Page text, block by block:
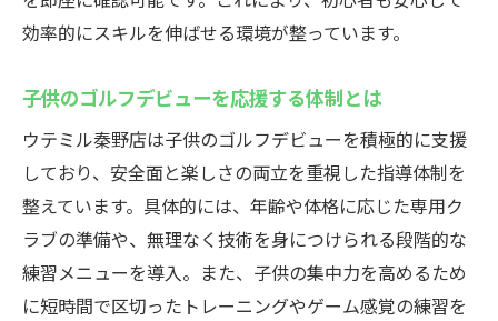
効率的にスキルを伸ばせる環境が整っています。
子供のゴルフデビューを応援する体制とは
ウテミル秦野店は子供のゴルフデビューを積極的に支援
しており、安全面と楽しさの両立を重視した指導体制を
整えています。具体的には、年齢や体格に応じた専用ク
ラブの準備や、無理なく技術を身につけられる段階的な
練習メニューを導入。また、子供の集中力を高めるため
に短時間で区切ったトレーニングやゲーム感覚の練習を